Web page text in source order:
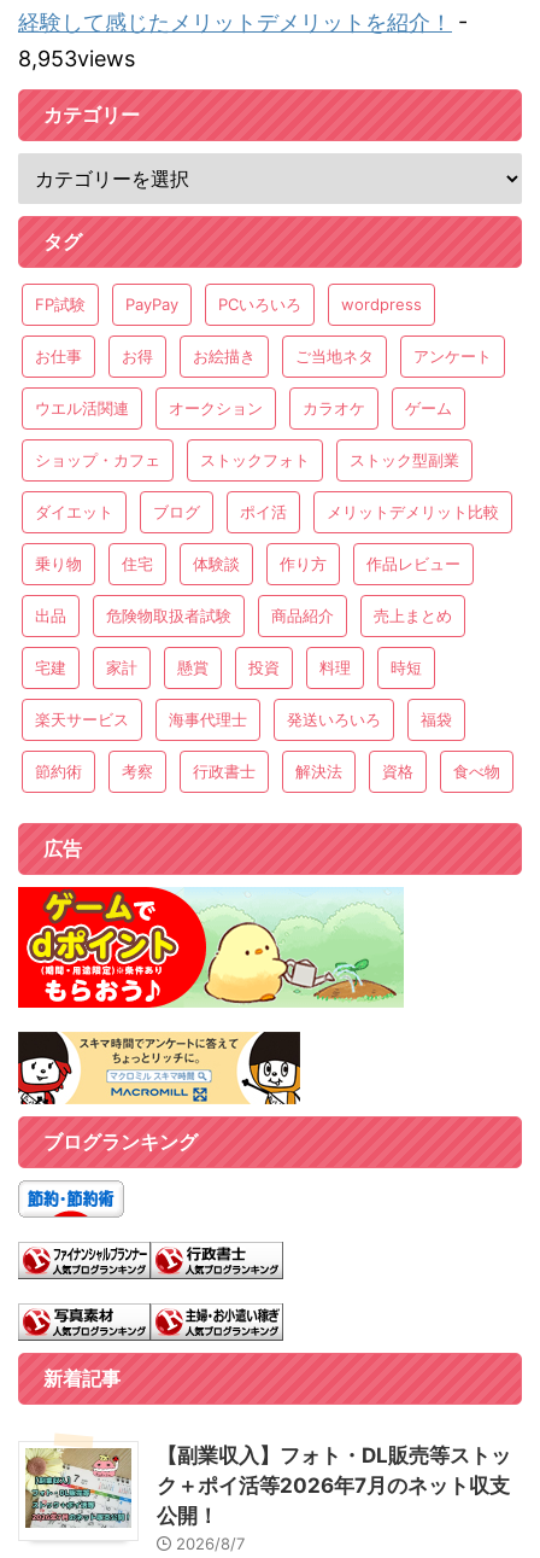
経験して感じたメリットデメリットを紹介！
-
8,953views
カテゴリー
タグ
FP試験 PayPay PCいろいろ wordpress
お仕事 お得 お絵描き ご当地ネタ アンケート
ウエル活関連 オークション カラオケ ゲーム
ショップ・カフェ ストックフォト ストック型副業
ダイエット ブログ ポイ活 メリットデメリット比較
乗り物 住宅 体験談 作り方 作品レビュー
出品 危険物取扱者試験 商品紹介 売上まとめ
宅建 家計 懸賞 投資 料理 時短
楽天サービス 海事代理士 発送いろいろ 福袋
節約術 考察 行政書士 解決法 資格 食べ物
広告
ブログランキング
新着記事
【副業収入】フォト・DL販売等ストッ
ク＋ポイ活等2026年7月のネット収支
公開！
2026/8/7